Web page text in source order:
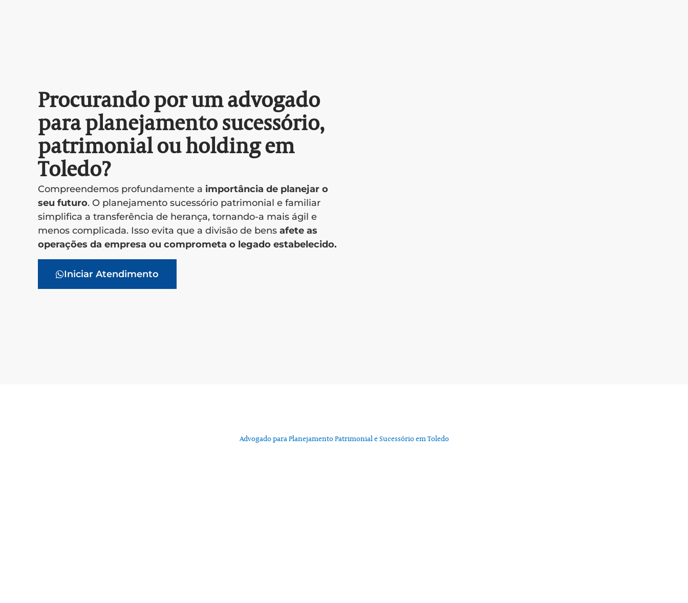
Procurando por um advogado
para planejamento sucessório,
patrimonial ou holding em
Toledo?
Compreendemos profundamente a importância de planejar o
seu futuro. O planejamento sucessório patrimonial e familiar
simplifica a transferência de herança, tornando-a mais ágil e
menos complicada. Isso evita que a divisão de bens afete as
operações da empresa ou comprometa o legado estabelecido.
Iniciar Atendimento
Advogado para Planejamento Patrimonial e Sucessório em Toledo